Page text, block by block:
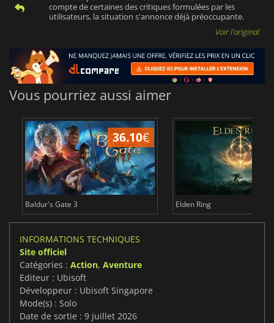
compte de certaines des critiques formulées par les
utilisateurs, la situation s'annonce déjà préoccupante.
Voir l'original
Vous pourriez aussi aimer
36.10€
Baldur's Gate 3 Elden Ring
INFORMATIONS TECHNIQUES
Site officiel
Catégories : Action, Aventure
Editeur : Ubisoft
Développeur : Ubisoft Singapore
Mode(s) : Solo
Date de sortie : 9 juillet 2026